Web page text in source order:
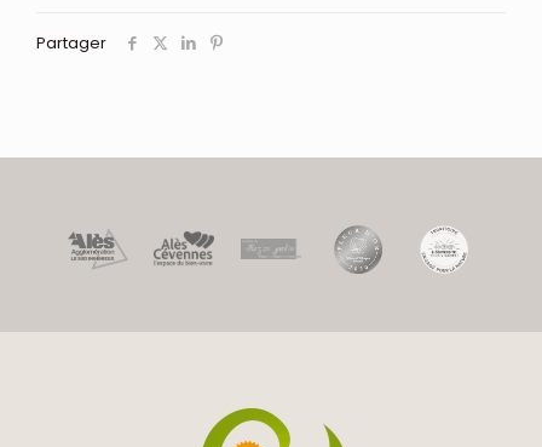
Partager